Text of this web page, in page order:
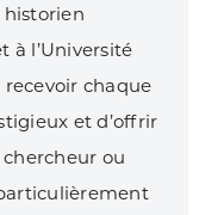
historien
à l’Université
chaque
et d’offrir
ou